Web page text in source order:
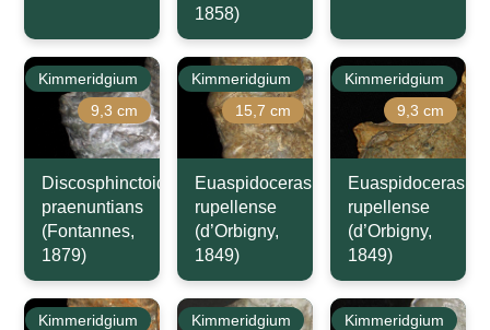
1858)
Kimmeridgium
9,3 cm
Discosphinctoides
praenuntians
(Fontannes,
1879)
Kimmeridgium
15,7 cm
Euaspidoceras
rupellense
(d’Orbigny,
1849)
Kimmeridgium
9,3 cm
Euaspidoceras
rupellense
(d’Orbigny,
1849)
Kimmeridgium
Kimmeridgium
Kimmeridgium